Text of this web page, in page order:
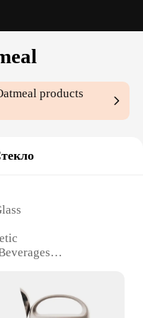
products